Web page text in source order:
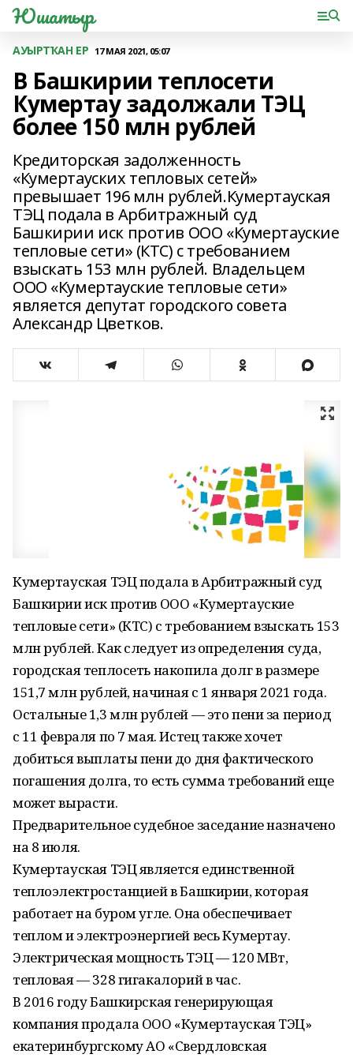
Юшатыр
АУЫРТҠАН ЕР 17 МАЯ 2021, 05:07
В Башкирии теплосети
Кумертау задолжали ТЭЦ
более 150 млн рублей
Кредиторская задолженность
«Кумертауских тепловых сетей»
превышает 196 млн рублей.Кумертауская
ТЭЦ подала в Арбитражный суд
Башкирии иск против ООО «Кумертауские
тепловые сети» (КТС) с требованием
взыскать 153 млн рублей. Владельцем
ООО «Кумертауские тепловые сети»
является депутат городского совета
Александр Цветков.
Кумертауская ТЭЦ подала в Арбитражный суд
Башкирии иск против ООО «Кумертауские
тепловые сети» (КТС) с требованием взыскать 153
млн рублей. Как следует из определения суда,
городская теплосеть накопила долг в размере
151,7 млн рублей, начиная с 1 января 2021 года.
Остальные 1,3 млн рублей — это пени за период
с 11 февраля по 7 мая. Истец также хочет
добиться выплаты пени до дня фактического
погашения долга, то есть сумма требований еще
может вырасти.
Предварительное судебное заседание назначено
на 8 июля.
Кумертауская ТЭЦ является единственной
теплоэлектростанцией в Башкирии, которая
работает на буром угле. Она обеспечивает
теплом и электроэнергией весь Кумертау.
Электрическая мощность ТЭЦ — 120 МВт,
тепловая — 328 гигакалорий в час.
В 2016 году Башкирская генерирующая
компания продала ООО «Кумертауская ТЭЦ»
екатеринбургскому АО «Свердловская